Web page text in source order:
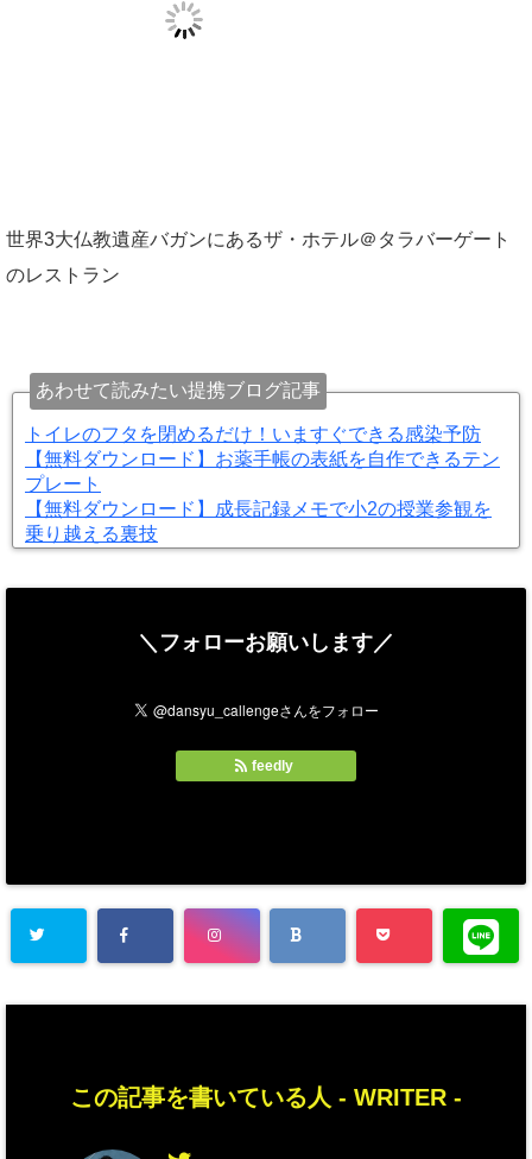
世界3大仏教遺産バガンにあるザ・ホテル＠タラバーゲート
のレストラン
あわせて読みたい提携ブログ記事
トイレのフタを閉めるだけ！いますぐできる感染予防
【無料ダウンロード】お薬手帳の表紙を自作できるテン
プレート
【無料ダウンロード】成長記録メモで小2の授業参観を
乗り越える裏技
＼フォローお願いします／
feedly
この記事を書いている人 - WRITER -